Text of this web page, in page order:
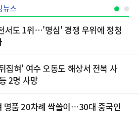
뉴스
서도 1위…'명심' 경쟁 우위에 정청
집혀' 여수 오동도 해상서 전복 사
2명 사망
명품 20차례 싹쓸이…30대 중국인